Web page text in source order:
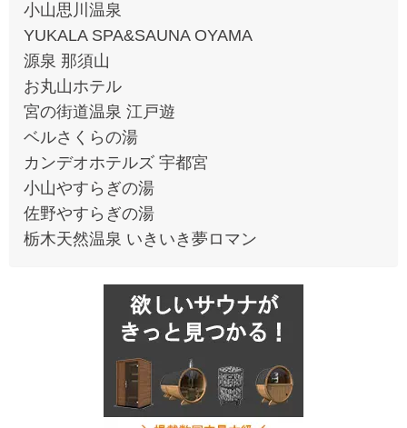
小山思川温泉
YUKALA SPA&SAUNA OYAMA
源泉 那須山
お丸山ホテル
宮の街道温泉 江戸遊
ベルさくらの湯
カンデオホテルズ 宇都宮
小山やすらぎの湯
佐野やすらぎの湯
栃木天然温泉 いきいき夢ロマン